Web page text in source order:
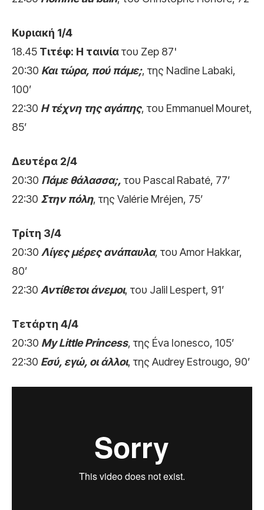
Κυριακή 1/4
18.45 Τιτέφ: Η ταινίατου Zep 87'
20:30 Και τώρα, πού πάμε;, της Nadine Labaki,
100’
22:30 Η τέχνη της αγάπης, του Emmanuel Mouret,
85’
Δευτέρα 2/4
20:30 Πάμε θάλασσα;,του Pascal Rabaté, 77’
22:30 Στην πόλη, της Valérie Mréjen, 75’
Τρίτη 3/4
20:30 Λίγες μέρες ανάπαυλα, του Amor Hakkar,
80’
22:30 Αντίθετοι άνεμοι, του Jalil Lespert, 91’
Τετάρτη 4/4
20:30 My Little Princess, της Éva Ionesco, 105’
22:30 Εσύ, εγώ, οι άλλοι, της Audrey Estrougo, 90’